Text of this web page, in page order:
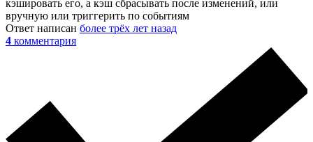
кэшировать его, а кэш сбрасывать после изменений, или
вручную или триггерить по событиям
Ответ написан более трёх лет назад
4 комментария